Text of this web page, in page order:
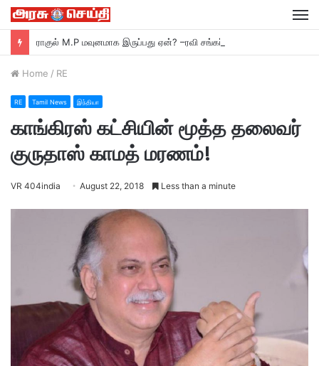
Home / RE
RE Tamil News இந்தியா
காங்கிரஸ் கட்சியின் மூத்த தலைவர்
குருதாஸ் காமத் மரணம்!
VR 404india August 22, 2018 Less than a minute